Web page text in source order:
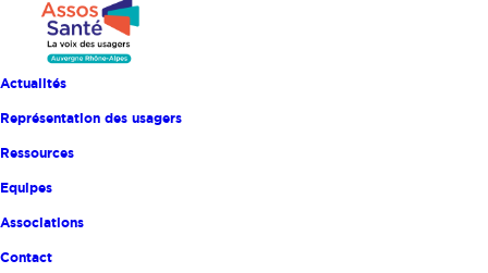
Actualités
Représentation des usagers
Ressources
Equipes
Associations
Contact
Accueil